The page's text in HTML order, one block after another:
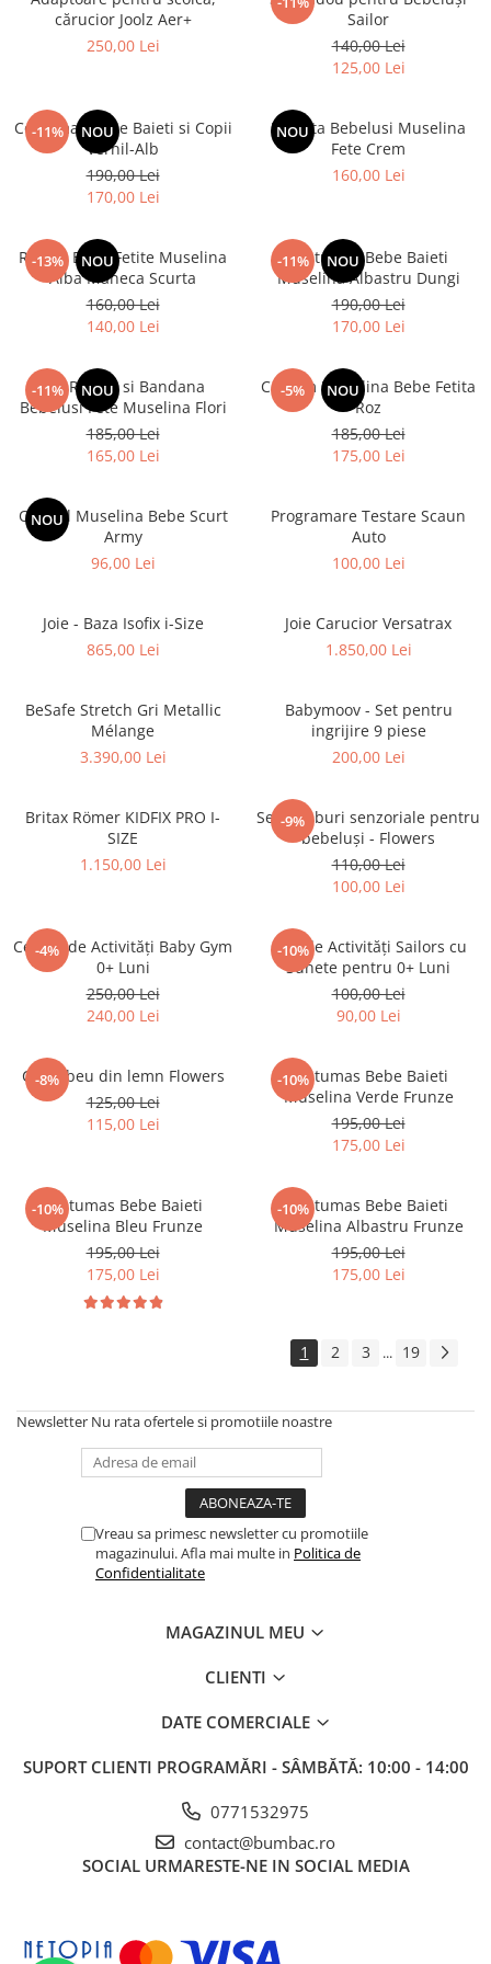
cărucior Joolz Aer+
250,00 Lei
Sailor
140,00 Lei
125,00 Lei
-11% NOU
Costumas Bebe Baieti si Copii
Vernil-Alb
190,00 Lei
170,00 Lei
NOU
Rochita Bebelusi Muselina
Fete Crem
160,00 Lei
-13% NOU
Rochie Bebe Fetite Muselina
Alba Maneca Scurta
160,00 Lei
140,00 Lei
-11% NOU
Costumas Bebe Baieti
Muselina Albastru Dungi
190,00 Lei
170,00 Lei
-11% NOU
Set Rochie si Bandana
Bebelusi Fete Muselina Flori
185,00 Lei
165,00 Lei
-5% NOU
Costum Muselina Bebe Fetita
Roz
185,00 Lei
175,00 Lei
NOU
Overall Muselina Bebe Scurt
Army
96,00 Lei
Programare Testare Scaun
Auto
100,00 Lei
Joie - Baza Isofix i-Size
865,00 Lei
Joie Carucior Versatrax
1.850,00 Lei
BeSafe Stretch Gri Metallic
Mélange
3.390,00 Lei
Babymoov - Set pentru
ingrijire 9 piese
200,00 Lei
Britax Römer KIDFIX PRO I-
SIZE
1.150,00 Lei
-9%
Set 4 cuburi senzoriale pentru
bebeluși - Flowers
110,00 Lei
100,00 Lei
-4%
Centru de Activități Baby Gym
0+ Luni
250,00 Lei
240,00 Lei
-10%
Cub de Activități Sailors cu
Sunete pentru 0+ Luni
100,00 Lei
90,00 Lei
-8%
Curcubeu din lemn Flowers
125,00 Lei
115,00 Lei
-10%
Costumas Bebe Baieti
Muselina Verde Frunze
195,00 Lei
175,00 Lei
-10%
Costumas Bebe Baieti
Muselina Bleu Frunze
195,00 Lei
175,00 Lei
-10%
Costumas Bebe Baieti
Muselina Albastru Frunze
195,00 Lei
175,00 Lei
1 2 3 ... 19
Newsletter Nu rata ofertele si promotiile noastre
Vreau sa primesc newsletter cu promotiile
magazinului. Afla mai multe in Politica de
Confidentialitate
MAGAZINUL MEU
CLIENTI
DATE COMERCIALE
SUPORT CLIENTI PROGRAMĂRI - SÂMBĂTĂ: 10:00 - 14:00
0771532975
contact@bumbac.ro
SOCIAL URMARESTE-NE IN SOCIAL MEDIA